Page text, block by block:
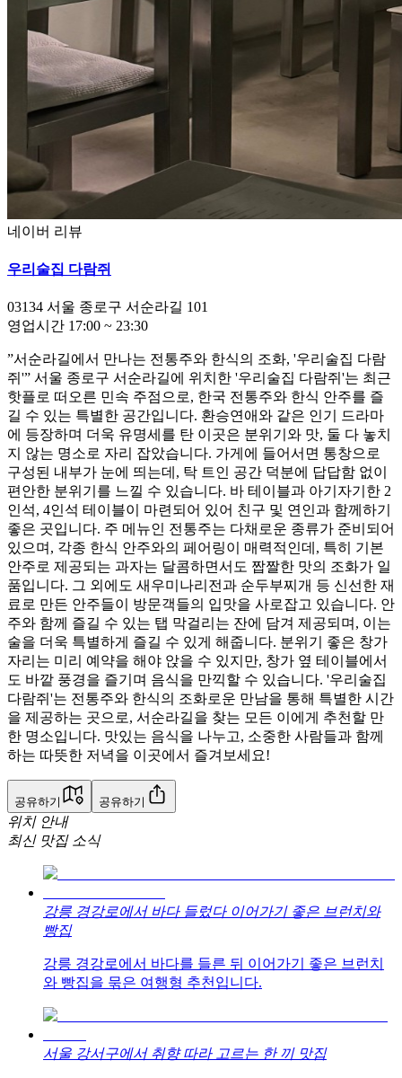
네이버 리뷰
우리술집 다람쥐
03134 서울 종로구 서순라길 101
영업시간 17:00 ~ 23:30
”서순라길에서 만나는 전통주와 한식의 조화, '우리술집 다람
쥐'” 서울 종로구 서순라길에 위치한 '우리술집 다람쥐'는 최근
핫플로 떠오른 민속 주점으로, 한국 전통주와 한식 안주를 즐
길 수 있는 특별한 공간입니다. 환승연애와 같은 인기 드라마
에 등장하며 더욱 유명세를 탄 이곳은 분위기와 맛, 둘 다 놓치
지 않는 명소로 자리 잡았습니다. 가게에 들어서면 통창으로
구성된 내부가 눈에 띄는데, 탁 트인 공간 덕분에 답답함 없이
편안한 분위기를 느낄 수 있습니다. 바 테이블과 아기자기한 2
인석, 4인석 테이블이 마련되어 있어 친구 및 연인과 함께하기
좋은 곳입니다. 주 메뉴인 전통주는 다채로운 종류가 준비되어
있으며, 각종 한식 안주와의 페어링이 매력적인데, 특히 기본
안주로 제공되는 과자는 달콤하면서도 짭짤한 맛의 조화가 일
품입니다. 그 외에도 새우미나리전과 순두부찌개 등 신선한 재
료로 만든 안주들이 방문객들의 입맛을 사로잡고 있습니다. 안
주와 함께 즐길 수 있는 탭 막걸리는 잔에 담겨 제공되며, 이는
술을 더욱 특별하게 즐길 수 있게 해줍니다. 분위기 좋은 창가
자리는 미리 예약을 해야 앉을 수 있지만, 창가 옆 테이블에서
도 바깥 풍경을 즐기며 음식을 만끽할 수 있습니다. '우리술집
다람쥐'는 전통주와 한식의 조화로운 만남을 통해 특별한 시간
을 제공하는 곳으로, 서순라길을 찾는 모든 이에게 추천할 만
한 명소입니다. 맛있는 음식을 나누고, 소중한 사람들과 함께
하는 따뜻한 저녁을 이곳에서 즐겨보세요!
공유하기 공유하기
위치 안내
최신 맛집 소식
강릉 경강로에서 바다 들렀다 이어가기 좋은 브런치와
빵집
강릉 경강로에서 바다를 들른 뒤 이어가기 좋은 브런치
와 빵집을 묶은 여행형 추천입니다.
서울 강서구에서 취향 따라 고르는 한 끼 맛집